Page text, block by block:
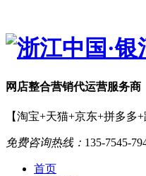
网店整合营销代运营服务商
【淘宝+天猫+京东+拼多多+
免费咨询热线： 135-7545-
首页